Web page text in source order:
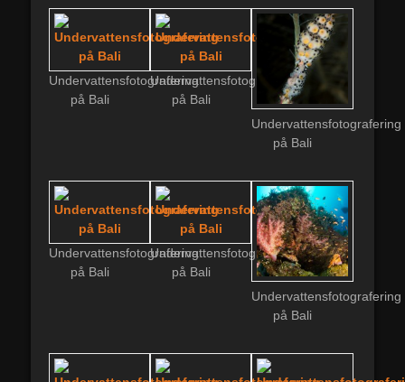
Undervattensfotografering
på Bali
Undervattensfotografering
på Bali
Undervattensfotografering
på Bali
Undervattensfotografering
på Bali
Undervattensfotografering
på Bali
Undervattensfotografering
på Bali